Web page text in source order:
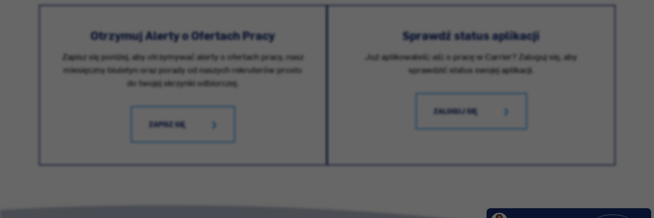
Otrzymuj Alerty o Ofertach Pracy
Zapisz się poniżej, aby otrzymywać alerty o ofertach pracy, nasz
miesięczny biuletyn oraz porady od naszych rekruterów prosto
do twojej skrzynki odbiorczej.
ZAPISZ SIĘ
Sprawdź status aplikacji
Już aplikowałeś(-aś) o pracę w Carrier? Zaloguj się, aby
sprawdzić status swojej aplikacji.
ZALOGUJ SIĘ